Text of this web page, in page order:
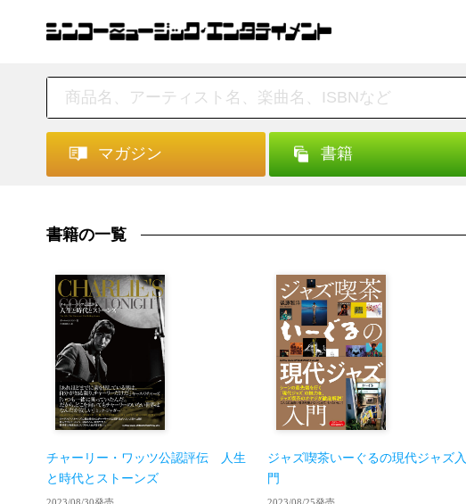
マガジン 書籍
書籍の一覧
チャーリー・ワッツ公認評伝 人生
と時代とストーンズ
ジャズ喫茶いーぐるの現代ジャズ入
門